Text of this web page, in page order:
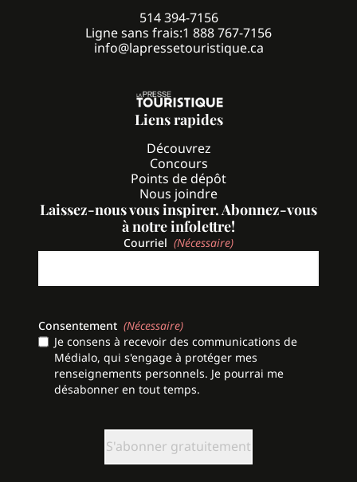
514 394-7156
Ligne sans frais:1 888 767-7156
info@lapressetouristique.ca
Liens rapides
Découvrez
Concours
Points de dépôt
Nous joindre
Laissez-nous vous inspirer. Abonnez-vous
à notre infolettre!
Courriel (Nécessaire)
Consentement (Nécessaire)
Je consens à recevoir des communications de
Médialo, qui s'engage à protéger mes
renseignements personnels. Je pourrai me
désabonner en tout temps.